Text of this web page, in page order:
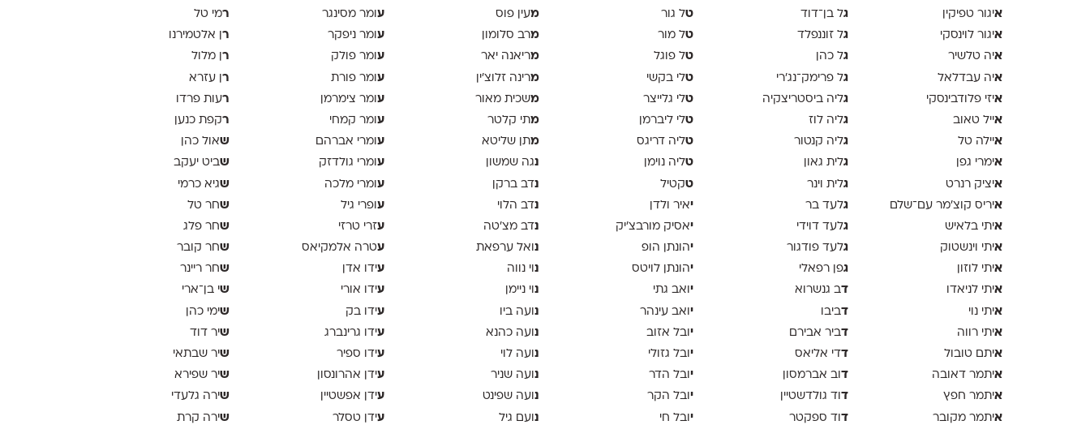
איגור טפיקין
איגור לוינסקי
איה טלשיר
איה עבדלאל
איזי פלודבינסקי
אייל טאוב
איילה טל
אימרי גפן
איציק רנרט
איריס קוצ׳מר עם־שלם
איתי בלאיש
איתי וינשטוק
איתי לוזון
איתי לניאדו
איתי נוי
איתי רווה
איתם טובול
איתמר דאובה
איתמר חפץ
איתמר מקובר
גל בן־דוד
גל זוננפלד
גל כהן
גל פרימק־נג׳רי
גליה ביסטריצקיה
גליה לוז
גליה קנטור
גלית גאון
גלית וינר
גלעד בר
גלעד דוידי
גלעד פודגור
גפן רפאלי
דב גנשרוא
דביבו
דביר אבירם
דדי אליאס
ד וב אברמסון
ד וד גולדשטיין
ד וד ספקטר
טל גור
טל מור
טל פוגל
טלי בקשי
טלי גלייצר
טלי ליברמן
טליה דריגס
טליה נוימן
טקטיל
יאיר ולדן
יאסיק מורבצ'יק
יהונתן הופ
יהונתן לויטס
יואב גתי
יואב עינהר
יובל אזוב
יובל גזולי
יובל הדר
יובל הקר
יובל חי
מעין פוס
מרב סלומון
מריאנה יאר
מרינה זלוצ׳ין
משכית מאור
מתי קלטר
מתן שליטא
נגה שמשון
נדב ברקן
נדב הלוי
נדב מצ׳טה
נ ואל ערפאת
נ וי נווה
נ וי ניימן
נ ועה ביו
נ ועה כהנא
נ ועה לוי
נ ועה שניר
נ ועה שפינט
נ ועם גיל
ע ומר מסינגר
ע ומר ניפקר
ע ומר פולק
ע ומר פורת
ע ומר צימרמן
ע ומר קמחי
ע ומרי אברהם
ע ומרי גולדזק
ע ומרי מלכה
ע ופרי גיל
עזרי טרזי
עטרה אלמקיאס
עידו אדן
עידו אורי
עידו בק
עידו גרינברג
עידו ספיר
עידן אהרונסון
עידן אפשטיין
עידן טסלר
רמי טל
רן אלטמירנו
רן מלול
רן עזרא
רעות פרדו
רקפת כנען
שאול כהן
שביט יעקב
שגיא כרמי
שחר טל
שחר פלג
שחר קובר
שחר ריינר
שי בן־ארי
שימי כהן
שיר דוד
שיר שבתאי
שיר שפירא
שירה גלעדי
שירה קרת